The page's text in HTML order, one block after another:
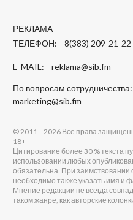
РЕКЛАМА
ТЕЛЕФОН: 8(383) 209-21-22
E-MAIL: reklama@sib.fm
По вопросам сотрудничества:
marketing@sib.fm
© 2011—2026 Все права
18+
Цитирование более 30 % текста
использовании любых
обязательна. При
необходимо также указать имя и
Мнение редакции не всегда
таком жанре, как авторские